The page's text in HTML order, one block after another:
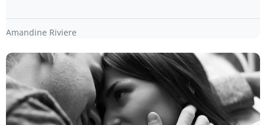
Amandine Riviere